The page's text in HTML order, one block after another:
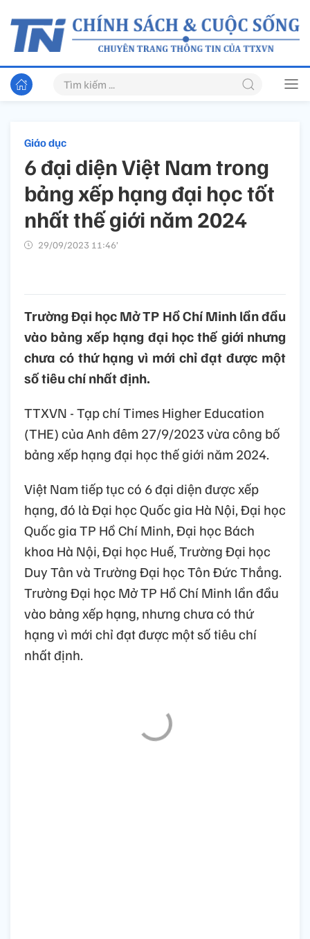
Giáo dục
6 đại diện Việt Nam trong
bảng xếp hạng đại học tốt
nhất thế giới năm 2024
29/09/2023 11:46’
Trường Đại học Mở TP Hồ Chí Minh lần đầu
vào bảng xếp hạng đại học thế giới nhưng
chưa có thứ hạng vì mới chỉ đạt được một
số tiêu chí nhất định.
TTXVN - Tạp chí Times Higher Education
(THE) của Anh đêm 27/9/2023 vừa công bố
bảng xếp hạng đại học thế giới năm 2024.
Việt Nam tiếp tục có 6 đại diện được xếp
hạng, đó là Đại học Quốc gia Hà Nội, Đại học
Quốc gia TP Hồ Chí Minh, Đại học Bách
khoa Hà Nội, Đại học Huế, Trường Đại học
Duy Tân và Trường Đại học Tôn Đức Thắng.
Trường Đại học Mở TP Hồ Chí Minh lần đầu
vào bảng xếp hạng, nhưng chưa có thứ
hạng vì mới chỉ đạt được một số tiêu chí
nhất định.